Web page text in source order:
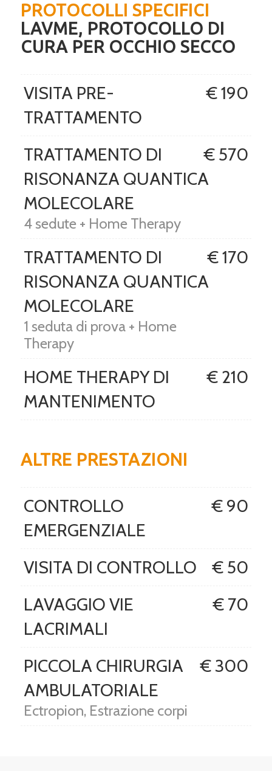
PROTOCOLLI SPECIFICI
LAVME, PROTOCOLLO DI
CURA PER OCCHIO SECCO
VISITA PRE-
TRATTAMENTO
€ 190
TRATTAMENTO DI
RISONANZA QUANTICA
MOLECOLARE
€ 570
4 sedute + Home Therapy
TRATTAMENTO DI
RISONANZA QUANTICA
MOLECOLARE
€ 170
1 seduta di prova + Home
Therapy
HOME THERAPY DI
MANTENIMENTO
€ 210
ALTRE PRESTAZIONI
CONTROLLO
EMERGENZIALE
€ 90
VISITA DI CONTROLLO
€ 50
LAVAGGIO VIE
LACRIMALI
€ 70
PICCOLA CHIRURGIA
AMBULATORIALE
€ 300
Ectropion, Estrazione corpi